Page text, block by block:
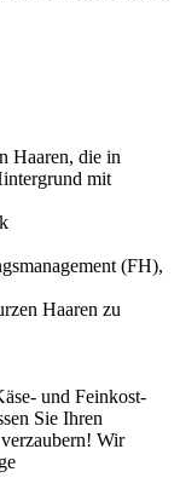
(FH),
und Feinkost-
Sie Ihren
Wir